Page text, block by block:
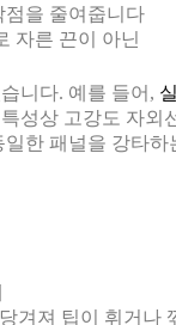
점을 줄여줍니다
자른 끈이 아닌
니다. 예를 들어,
성상 고강도 자외
한 패널을 강타
겨져 팁이 휘거나